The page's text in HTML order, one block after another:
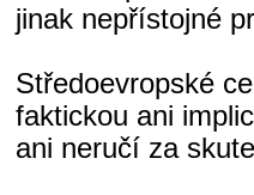
jinak nepřístojné
Středoevropské
faktickou ani
ani neručí za